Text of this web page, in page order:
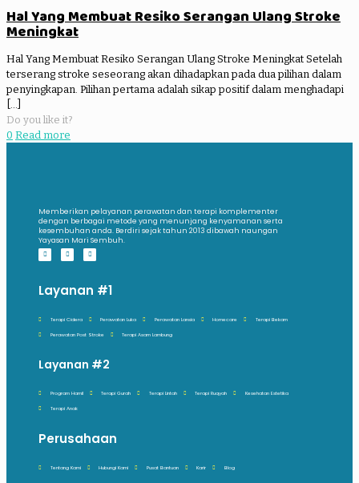
Hal Yang Membuat Resiko Serangan Ulang Stroke
Meningkat
Hal Yang Membuat Resiko Serangan Ulang Stroke Meningkat Setelah
terserang stroke seseorang akan dihadapkan pada dua pilihan dalam
penyingkapan. Pilihan pertama adalah sikap positif dalam menghadapi
[…]
Do you like it?
0 Read more
Memberikan pelayanan perawatan dan terapi komplementer
dengan berbagai metode yang menunjang kenyamanan serta
kesembuhan anda. Berdiri sejak tahun 2013 dibawah naungan
Yayasan Mari Sembuh.
Layanan #1
Terapi Cidera Perawatan Luka Perawatan Lansia Homecare Terapi Bekam
Perawatan Post Stroke Terapi Asam Lambung
Layanan #2
Program Hamil Terapi Gurah Terapi Lintah Terapi Ruqyah Kesehatan Estetika
Terapi Anak
Perusahaan
Tentang Kami Hubungi Kami Pusat Bantuan Karir Blog